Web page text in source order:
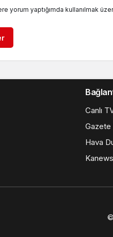
yorum yaptığımda kullanılmak
Canlı
Gazete
Hava